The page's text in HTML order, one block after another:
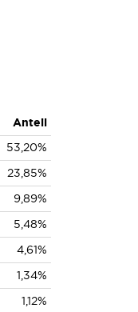
Anteil
53,20%
23,85%
9,89%
5,48%
4,61%
1,34%
1,12%